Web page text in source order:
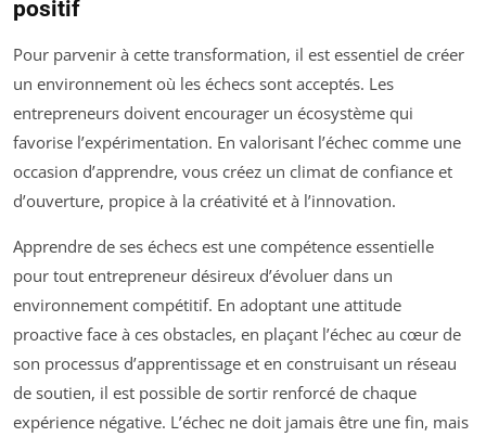
positif
Pour parvenir à cette transformation, il est essentiel de créer
un environnement où les échecs sont acceptés. Les
entrepreneurs doivent encourager un écosystème qui
favorise l’expérimentation. En valorisant l’échec comme une
occasion d’apprendre, vous créez un climat de confiance et
d’ouverture, propice à la créativité et à l’innovation.
Apprendre de ses échecs est une compétence essentielle
pour tout entrepreneur désireux d’évoluer dans un
environnement compétitif. En adoptant une attitude
proactive face à ces obstacles, en plaçant l’échec au cœur de
son processus d’apprentissage et en construisant un réseau
de soutien, il est possible de sortir renforcé de chaque
expérience négative. L’échec ne doit jamais être une fin, mais